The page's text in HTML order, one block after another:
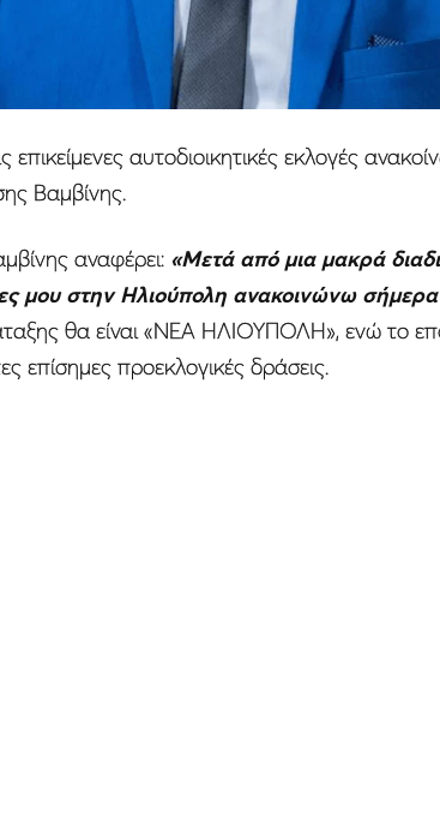
αυτοδιοικητικές εκλογές
Βαμβίνης.
αναφέρει: «Μετά από μια μακρά
μου στην Ηλιούπολη ανακοινώνω
θα είναι «ΝΕΑ ΗΛΙΟΥΠΟΛΗ», ενώ το
επίσημες προεκλογικές δράσεις.